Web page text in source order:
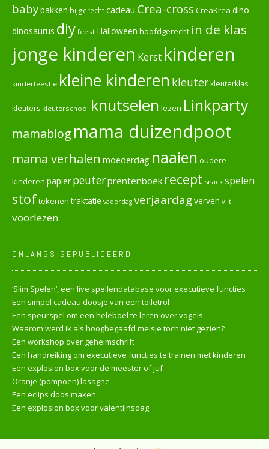
babybakken bijgerechtcadeau Crea-cross CreaKrea dino
dinosaurus diy feest Halloween hoofdgerecht in de klas
jonge kinderen Kerst kinderen
kinderfeestje kleine kinderen kleuterkleuterklas
kleuters kleuterschool knutselen lezen Linkparty
mamablog mama duizendpoot
mama verhalen moederdag naaien oudere
kinderen papier peuterprentenboek recept snack spelen
stoftekenen traktatie vaderdag verjaardagverven vilt
voorlezen
ONLANGS GEPUBLICEERD
‘Slim Spelen’, een live spellendatabase voor executieve functies
Een simpel cadeau doosje van een toiletrol
Een speurspel om een heleboel te leren over vogels
Waarom werd ik als hoogbegaafd meisje toch niet gezien?
Een workshop over geheimschrift
Een handreiking om executieve functies te trainen met kinderen
Een explosion box voor de meester of juf
Oranje (pompoen) lasagne
Een eclips doos maken
Een explosion box voor valentijnsdag